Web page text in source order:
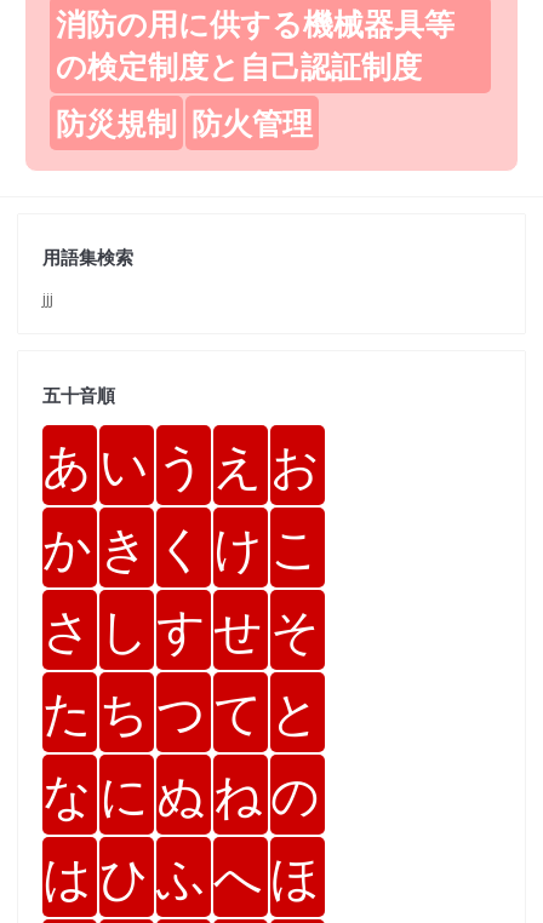
消防の用に供する機械器具等
の検定制度と自己認証制度
防災規制 防火管理
用語集検索
jjj
五十音順
あ い う え お
か き く け こ
さ し すせ そ
た ち つ て と
な に ぬ ねの
は ひふへほ